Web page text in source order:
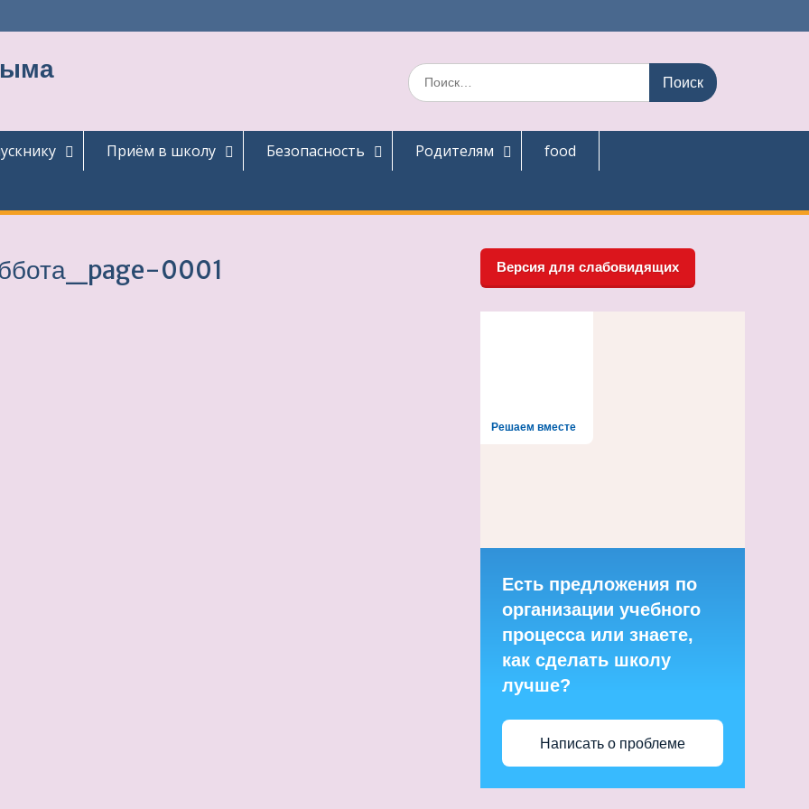
Поиск
по:
Приём в школу Безопасность Родителям
food
0001 Версия для слабовидящих
Решаем вместе
Есть предложения по
организации учебного
процесса или знаете,
как сделать школу
лучше?
Написать о проблеме